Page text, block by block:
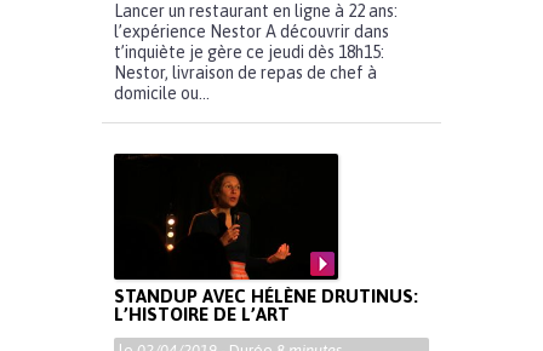
Lancer un restaurant en ligne à 22 ans:
l’expérience Nestor A découvrir dans
t’inquiète je gère ce jeudi dès 18h15:
Nestor, livraison de repas de chef à
domicile ou...
STANDUP AVEC HÉLÈNE DRUTINUS:
L’HISTOIRE DE L’ART